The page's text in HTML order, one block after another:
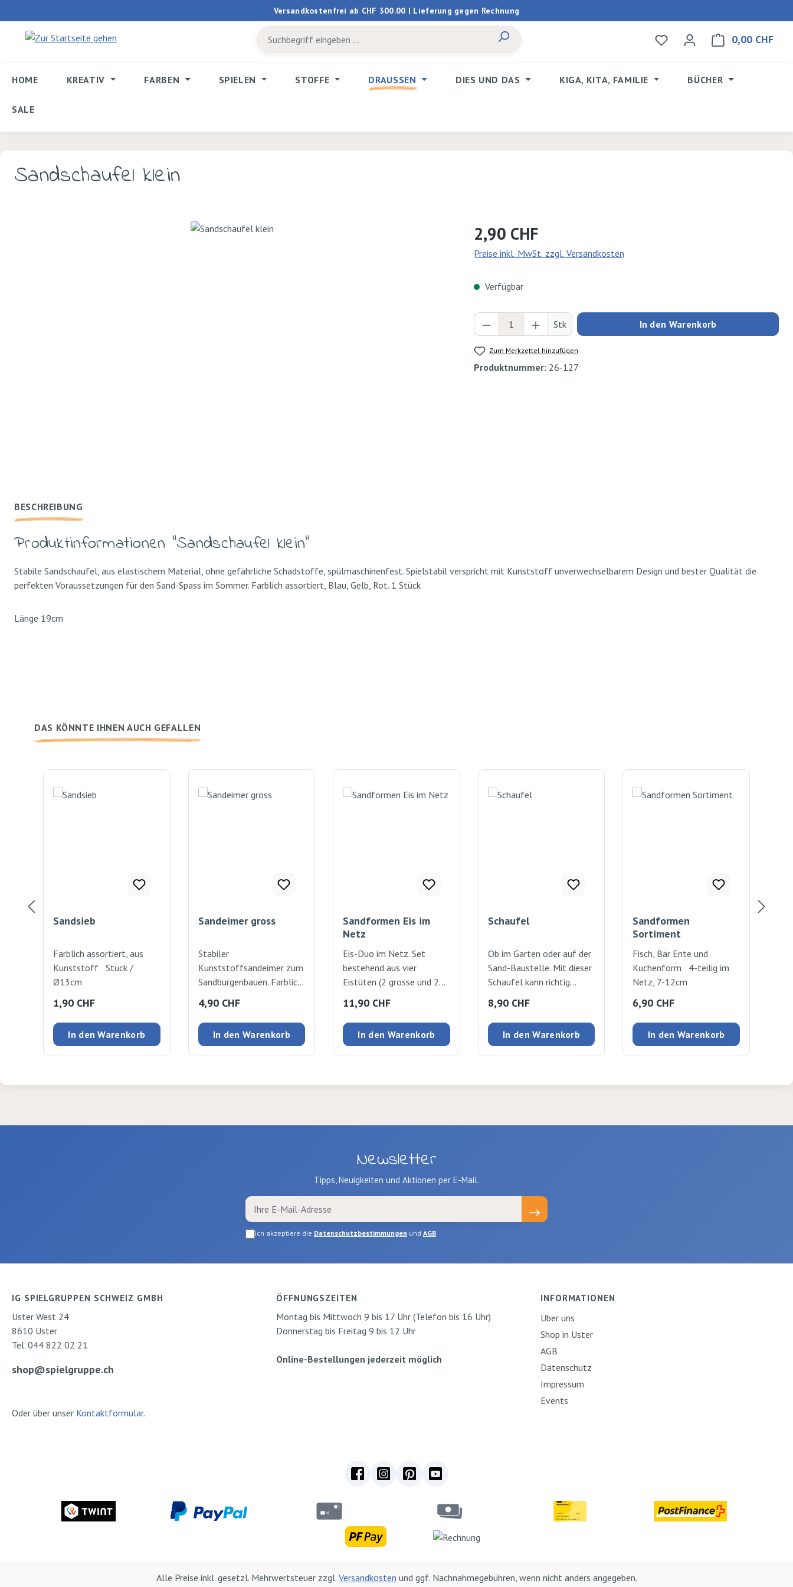
Versandkostenfrei ab CHF 300.00 | Lieferung gegen Rechnung
Du hast 0 Produkte auf
0,00 CHF
HOME KREATIV FARBEN SPIELEN STOFFE DRAUSSEN DIES UND DAS KIGA, KITA, FAMILIE BÜCHER
SALE
Sandschaufel klein
Regulärer Preis:
2,90 CHF
Preise inkl. MwSt. zzgl. Versandkosten
Verfügbar
Produkt Anzahl: Gib den gewünschten Wert ein
Stk In den Warenkorb
Zum Merkzettel hinzufügen
Produktnummer: 26-127
BESCHREIBUNG
Produktinformationen "Sandschaufel klein"
Stabile Sandschaufel, aus elastischem Material, ohne gefährliche Schadstoffe, spülmaschinenfest. Spielstabil verspricht mit Kunststoff unverwechselbarem Design und bester Qualität die
perfekten Voraussetzungen für den Sand-Spass im Sommer. Farblich assortiert, Blau, Gelb, Rot. 1 Stück
Länge 19cm
DAS KÖNNTE IHNEN AUCH GEFALLEN
Sandsieb
Farblich assortiert, aus
Kunststoff Stück /
Ø13cm
Regulärer Preis:
1,90 CHF
In den Warenkorb
Sandeimer gross
Stabiler
Kunststoffsandeimer zum
Sandburgenbauen. Farblich
ca. 18cm hoch
Regulärer Preis:
4,90 CHF
In den Warenkorb
Sandformen Eis im
Netz
Eis-Duo im Netz. Set
bestehend aus vier
Eistüten (2 grosse und 2
Eisportionierer.
Eisportionierer farblich
assortiert. 5 Teile
Regulärer Preis:
11,90 CHF
In den Warenkorb
Schaufel
Ob im Garten oder auf der
Sand-Baustelle. Mit dieser
Schaufel kann richtig
Kinderschaufel aus Metall
mit Holzstiel.1 Stück.
Länge 86cm, Breite 10cm
Regulärer Preis:
8,90 CHF
In den Warenkorb
Sandformen
Sortiment
Fisch, Bär Ente und
Kuchenform 4-teilig im
Netz, 7-12cm
Regulärer Preis:
6,90 CHF
In den Warenkorb
Newsletter
Tipps, Neuigkeiten und Aktionen per E-Mail.
Ich akzeptiere die Datenschutzbestimmungen und AGB.
IG SPIELGRUPPEN SCHWEIZ GMBH
Uster West 24
8610 Uster
Tel. 044 822 02 21
shop@spielgruppe.ch
Oder über unser Kontaktformular.
ÖFFNUNGSZEITEN
Montag bis Mittwoch 9 bis 17 Uhr (Telefon bis 16 Uhr)
Donnerstag bis Freitag 9 bis 12 Uhr
Online-Bestellungen jederzeit möglich
INFORMATIONEN
Über uns
Shop in Uster
AGB
Datenschutz
Impressum
Events
Alle Preise inkl. gesetzl. Mehrwertsteuer zzgl. Versandkosten und ggf. Nachnahmegebühren, wenn nicht anders angegeben.